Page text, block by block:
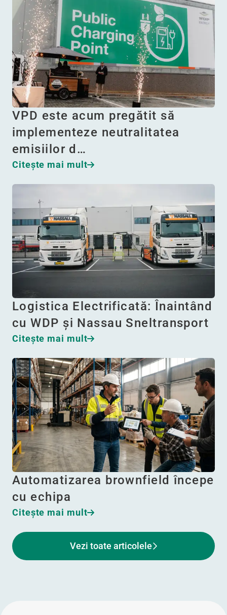
VPD este acum pregătit să
implementeze neutralitatea
emisiilor d…
Citeşte mai mult
Logistica Electrificată: Înaintând
cu WDP și Nassau Sneltransport
Citeşte mai mult
Automatizarea brownfield începe
cu echipa
Citeşte mai mult
Vezi toate articolele